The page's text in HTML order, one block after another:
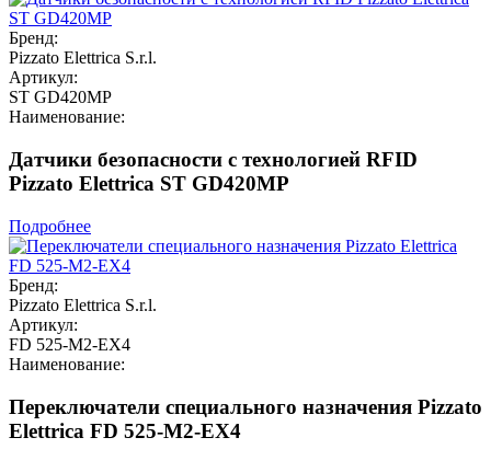
Бренд:
Pizzato Elettrica S.r.l.
Артикул:
ST GD420MP
Наименование:
Датчики безопасности с технологией RFID
Pizzato Elettrica ST GD420MP
Подробнее
Бренд:
Pizzato Elettrica S.r.l.
Артикул:
FD 525-M2-EX4
Наименование:
Переключатели специального назначения Pizzato
Elettrica FD 525-M2-EX4